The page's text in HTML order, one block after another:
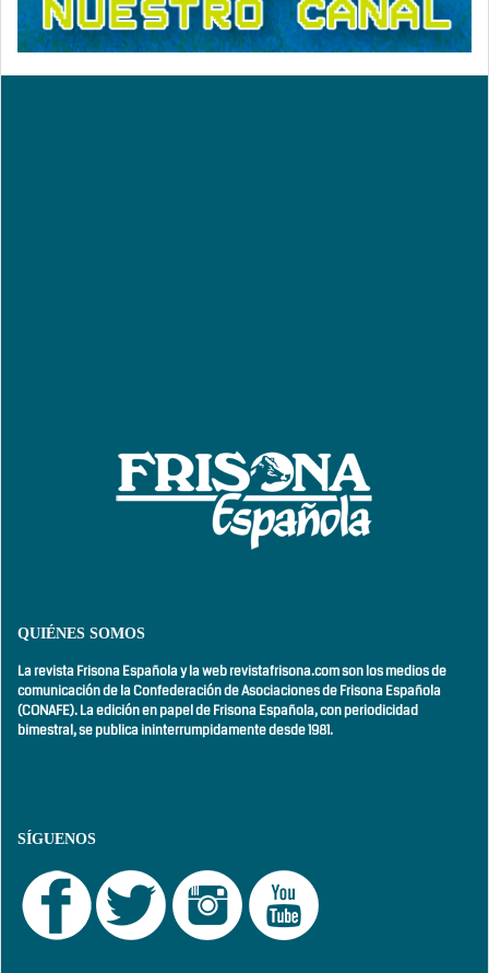
QUIÉNES SOMOS
La revista Frisona Española y la web revistafrisona.com son los medios de
comunicación de la Confederación de Asociaciones de Frisona Española
(CONAFE). La edición en papel de Frisona Española, conperiodicidad
bimestral,se publica ininterrumpidamente desde 1981.
SÍGUENOS